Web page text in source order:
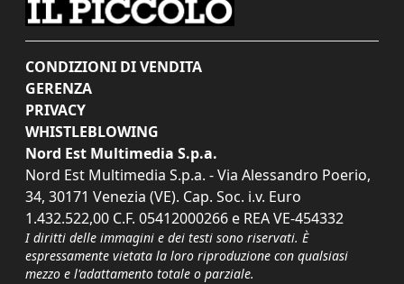
CONDIZIONI DI VENDITA
GERENZA
PRIVACY
WHISTLEBLOWING
Nord Est Multimedia S.p.a.
Nord Est Multimedia S.p.a. - Via Alessandro Poerio,
34, 30171 Venezia (VE). Cap. Soc. i.v. Euro
1.432.522,00 C.F. 05412000266 e REA VE-454332
I diritti delle immagini e dei testi sono riservati. È
espressamente vietata la loro riproduzione con qualsiasi
mezzo e l'adattamento totale o parziale.